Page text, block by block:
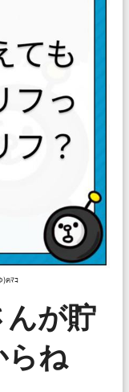
ฅﾏｺ
んが貯
らね